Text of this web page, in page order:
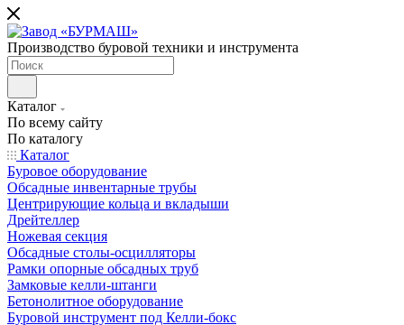
Производство буровой техники и инструмента
Каталог
По всему сайту
По каталогу
Каталог
Буровое оборудование
Обсадные инвентарные трубы
Центрирующие кольца и вкладыши
Дрейтеллер
Ножевая секция
Обсадные столы-осцилляторы
Рамки опорные обсадных труб
Замковые келли-штанги
Бетонолитное оборудование
Буровой инструмент под Келли-бокс